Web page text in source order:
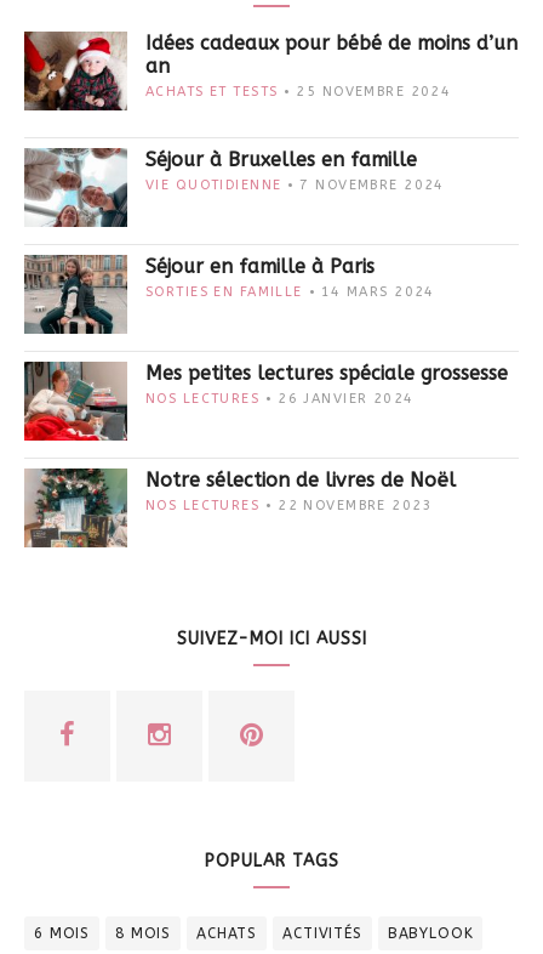
Idées cadeaux pour bébé de moins d’un
an
ACHATS ET TESTS 25 NOVEMBRE 2024
Séjour à Bruxelles en famille
VIE QUOTIDIENNE 7 NOVEMBRE 2024
Séjour en famille à Paris
SORTIES EN FAMILLE 14 MARS 2024
Mes petites lectures spéciale grossesse
NOS LECTURES 26 JANVIER 2024
Notre sélection de livres de Noël
NOS LECTURES 22 NOVEMBRE 2023
SUIVEZ-MOI ICI AUSSI
POPULAR TAGS
6 MOIS 8 MOIS ACHATS ACTIVITÉS BABYLOOK